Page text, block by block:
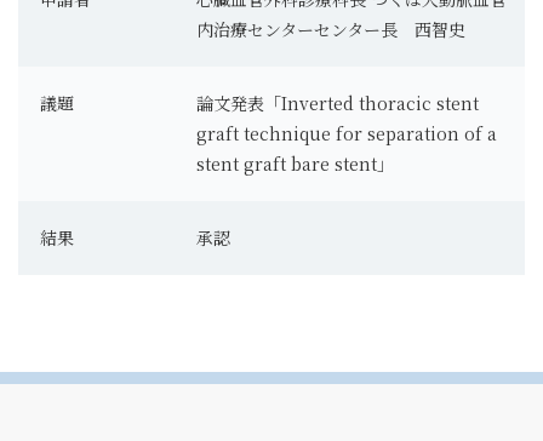
内治療センターセンター長 西智史
議題
論文発表「Inverted thoracic stent
graft technique for separation of a
stent graft bare stent」
結果 承認